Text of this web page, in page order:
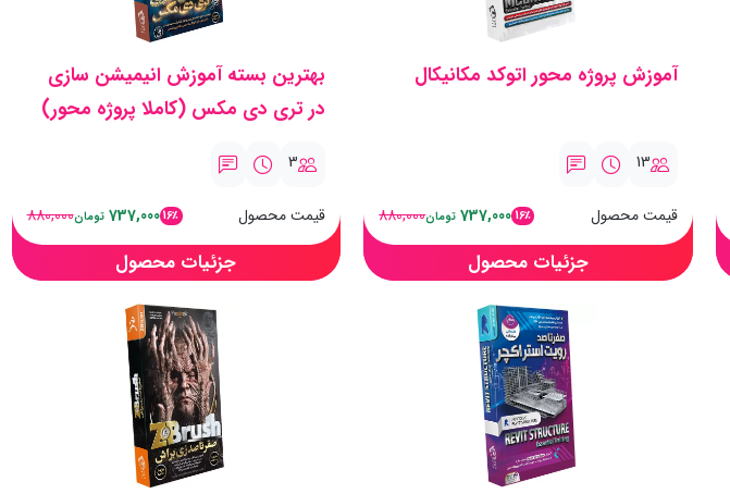
آموزش پروژه محور اتوکد مکانیکال
13
قیمت محصول 16٪ 737,000 تومان880,000
جزئیات محصول
بهترین بسته آموزش انیمیشن سازی
در تری دی مکس (کاملا پروژه محور)
3
قیمت محصول 16٪ 737,000 تومان880,000
جزئیات محصول